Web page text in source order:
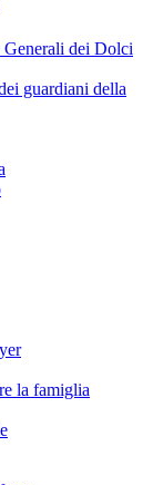
dei Dolci
guardiani della
la famiglia